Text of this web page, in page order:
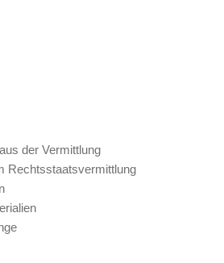
der Vermittlung
Rechtsstaatsvermittlung